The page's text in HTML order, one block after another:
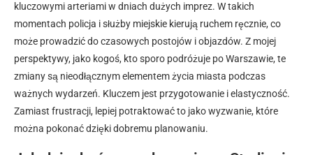
kluczowymi arteriami w dniach dużych imprez. W takich
momentach policja i służby miejskie kierują ruchem ręcznie, co
może prowadzić do czasowych postojów i objazdów. Z mojej
perspektywy, jako kogoś, kto sporo podróżuje po Warszawie, te
zmiany są nieodłącznym elementem życia miasta podczas
ważnych wydarzeń. Kluczem jest przygotowanie i elastyczność.
Zamiast frustracji, lepiej potraktować to jako wyzwanie, które
można pokonać dzięki dobremu planowaniu.